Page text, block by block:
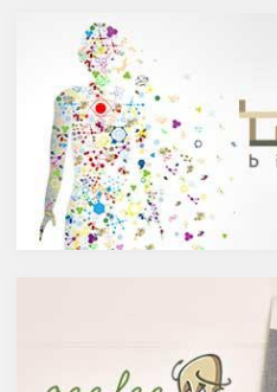
ていきます。
醸造酒と蒸留酒の違いとは？
主にお酒は製造方法によって醸
造酒と蒸留酒の2つと、香料や
糖分、果実などを加えた混成酒
に分けられます。醸造酒は、果
実や穀物のような糖分を含んだ
原料を酵母によりアルコール発
酵させて造られたもの。蒸留酒
は、この発酵された醸造酒をさ
らに蒸留して作られたものでス
で、蒸留酒は一般的には40度～
50度、最大で90度台のアルコー